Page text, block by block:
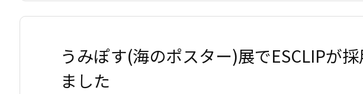
うみぽす(海のポスター)展でESCLIPが
ました